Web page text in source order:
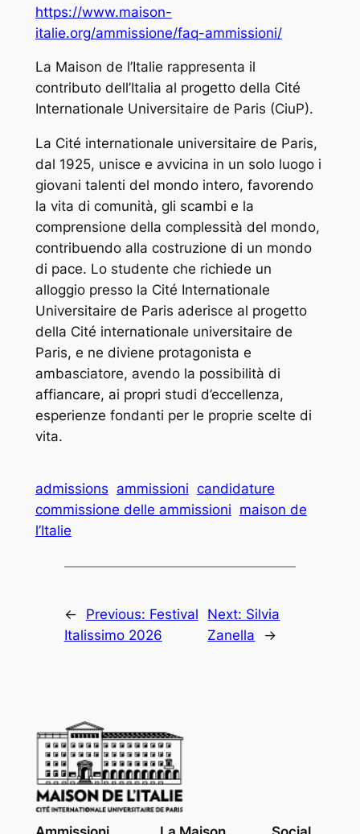
https://www.maison-
italie.org/ammissione/faq-ammissioni/
La Maison de l’Italie rappresenta il
contributo dell’Italia al progetto della Cité
Internationale Universitaire de Paris (CiuP).
La Cité internationale universitaire de Paris,
dal 1925, unisce e avvicina in un solo luogo i
giovani talenti del mondo intero, favorendo
la vita di comunità, gli scambi e la
comprensione della complessità del mondo,
contribuendo alla costruzione di un mondo
di pace. Lo studente che richiede un
alloggio presso la Cité Internationale
Universitaire de Paris aderisce al progetto
della Cité internationale universitaire de
Paris, e ne diviene protagonista e
ambasciatore, avendo la possibilità di
affiancare, ai propri studi d’eccellenza,
esperienze fondanti per le proprie scelte di
vita.
admissions ammissioni candidature
commissione delle ammissioni maison de
l’Italie
← Previous: Festival
Italissimo 2026
Next: Silvia
Zanella
→